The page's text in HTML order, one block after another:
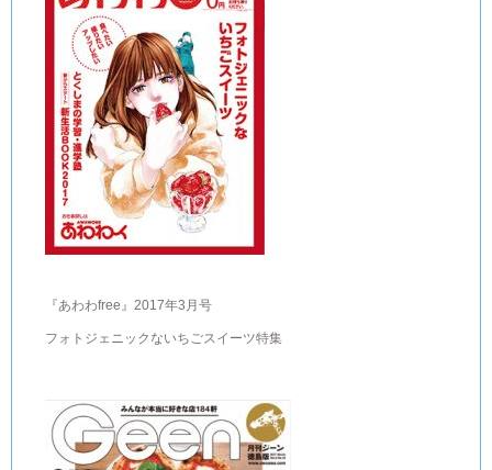
『あわわfree』2017年3月号
フォトジェニックないちごスイーツ特集